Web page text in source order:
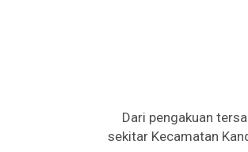
Dari pengakuan
sekitar Kecamatan